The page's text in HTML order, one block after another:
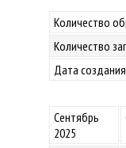
Количество
Количество
Дата
Сентябрь
2025